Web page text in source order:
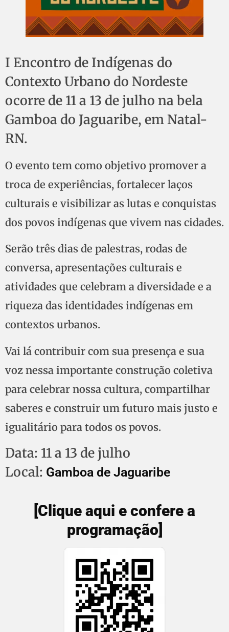
I Encontro de Indígenas do
Contexto Urbano do Nordeste
ocorre de 11 a 13 de julho na bela
Gamboa do Jaguaribe, em Natal-
RN.
O evento tem como objetivo promover a
troca de experiências, fortalecer laços
culturais e visibilizar as lutas e conquistas
dos povos indígenas que vivem nas cidades.
Serão três dias de palestras, rodas de
conversa, apresentações culturais e
atividades que celebram a diversidade e a
riqueza das identidades indígenas em
contextos urbanos.
Vai lá contribuir com sua presença e sua
voz nessa importante construção coletiva
para celebrar nossa cultura, compartilhar
saberes e construir um futuro mais justo e
igualitário para todos os povos.
Data: 11 a 13 de julho
Local: Gamboa de Jaguaribe
[Clique aqui e confere a
programação]